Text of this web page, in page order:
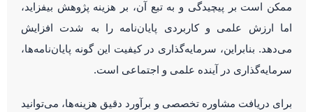
ممکن است بر پیچیدگی و به تبع آن، بر هزینه پژوهش بیفزاید،
اما ارزش علمی و کاربردی پایان‌نامه را به شدت افزایش
می‌دهد. بنابراین، سرمایه‌گذاری در کیفیت این گونه پایان‌نامه‌ها،
سرمایه‌گذاری در آینده علمی و اجتماعی است.
برای دریافت مشاوره تخصصی و برآورد دقیق هزینه‌ها، می‌توانید